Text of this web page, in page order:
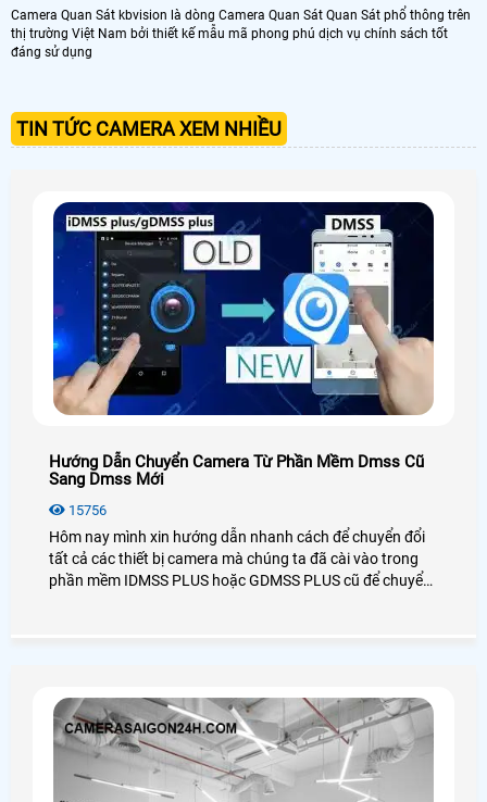
Camera Quan Sát kbvision là dòng Camera Quan Sát Quan Sát phổ thông trên
thị trường Việt Nam bởi thiết kế mẫu mã phong phú dịch vụ chính sách tốt
đáng sử dụng
TIN TỨC CAMERA XEM NHIỀU
Hướng Dẫn Chuyển Camera Từ Phần Mềm Dmss Cũ
Sang Dmss Mới
15756
Hôm nay mình xin hướng dẫn nhanh cách để chuyển đổi
tất cả các thiết bị camera mà chúng ta đã cài vào trong
phần mềm IDMSS PLUS hoặc GDMSS PLUS cũ để chuyển